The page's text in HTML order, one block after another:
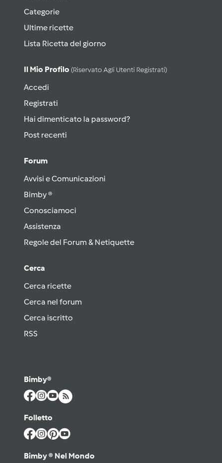
Categorie
Ultime ricette
Lista Ricetta del giorno
Il Mio Profilo (riservato Agli Utenti Registrati)
Accedi
Registrati
Hai dimenticato la password?
Post recenti
Forum
Avvisi e Comunicazioni
Bimby ®
Conosciamoci
Assistenza
Regole del Forum & Netiquette
Cerca
Cerca ricette
Cerca nel forum
Cerca iscritto
RSS
Bimby®
Folletto
Bimby ® Nel Mondo